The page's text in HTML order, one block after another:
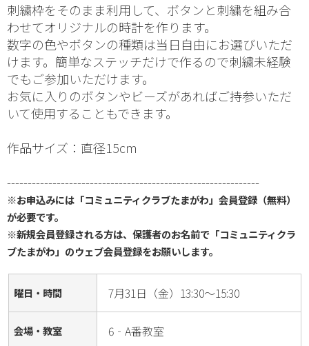
刺繍枠をそのまま利用して、ボタンと刺繍を組み合
わせてオリジナルの時計を作ります。
数字の色やボタンの種類は当日自由にお選びいただ
けます。簡単なステッチだけで作るので刺繍未経験
でもご参加いただけます。
お気に入りのボタンやビーズがあればご持参いただ
いて使用することもできます。
作品サイズ：直径15cm
-------------------------------------------------------------
※お申込みには「コミュニティクラブたまがわ」会員登録（無料）
が必要です。
※新規会員登録される方は、保護者のお名前で「コミュニティクラ
ブたまがわ」のウェブ会員登録をお願いします。
曜日・時間 7月31日（金）13:30～15:30
会場・教室 6‐A番教室